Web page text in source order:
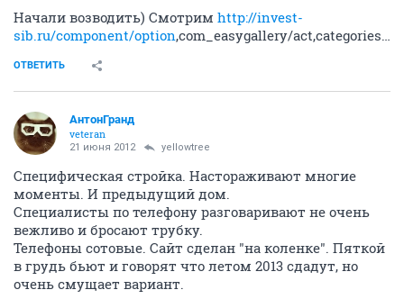
Начали возводить) Смотрим http://invest-
sib.ru/component/option,com_easygallery/act,categories/cid,44/Itemid,76/limit,18/limitstart,36/
ОТВЕТИТЬ
АнтонГранд
veteran
21 июня 2012 yellowtree
Специфическая стройка. Настораживают многие
моменты. И предыдущий дом.
Специалисты по телефону разговаривают не очень
вежливо и бросают трубку.
Телефоны сотовые. Сайт сделан "на коленке". Пяткой
в грудь бьют и говорят что летом 2013 сдадут, но
очень смущает вариант.